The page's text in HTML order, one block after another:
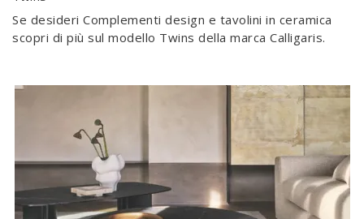
Se desideri Complementi design e tavolini in ceramica
scopri di più sul modello Twins della marca Calligaris.